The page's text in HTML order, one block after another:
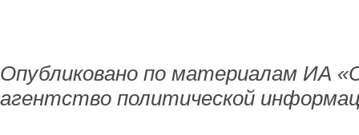
Опубликовано по материалам ИА
агентство политической